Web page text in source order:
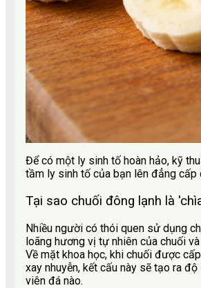
Để có một ly sinh tố hoàn hảo, kỹ
tầm ly sinh tố của bạn lên đẳng cấp
Tại sao chuối đông lạnh là
Nhiều người có thói quen sử dụng
loãng hương vị tự nhiên của chuối
Về mặt khoa học, khi chuối được
xay nhuyễn, kết cấu này sẽ tạo ra
viên đá nào.